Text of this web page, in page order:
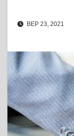
ВЕР 23, 2021